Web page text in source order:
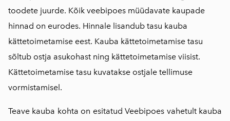
toodete juurde. Kõik veebipoes müüdavate kaupade
hinnad on eurodes. Hinnale lisandub tasu kauba
kättetoimetamise eest. Kauba kättetoimetamise tasu
sõltub ostja asukohast ning kättetoimetamise viisist.
Kättetoimetamise tasu kuvatakse ostjale tellimuse
vormistamisel.
Teave kauba kohta on esitatud Veebipoes vahetult kauba